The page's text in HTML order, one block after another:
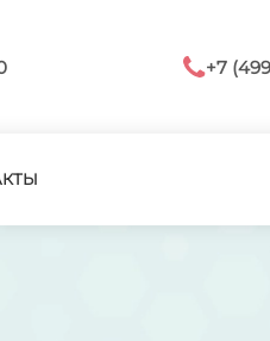
+7